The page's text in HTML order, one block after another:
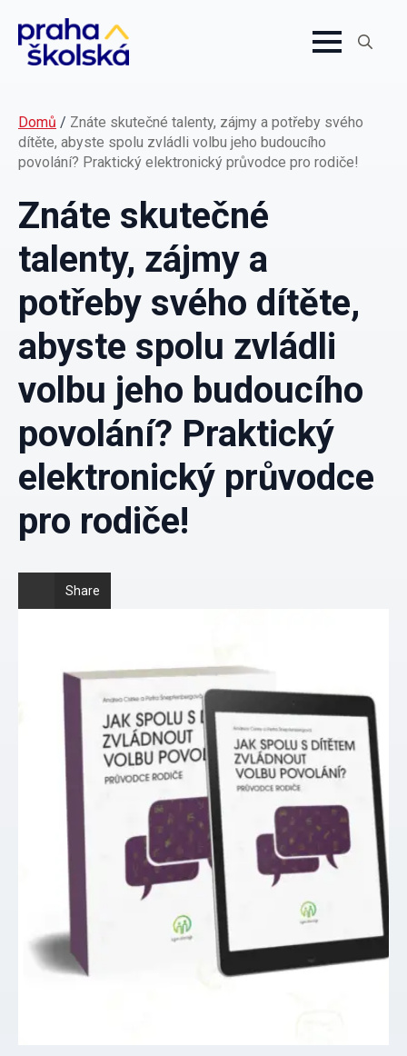
Domů / Znáte skutečné talenty, zájmy a potřeby svého
dítěte, abyste spolu zvládli volbu jeho budoucího
povolání? Praktický elektronický průvodce pro rodiče!
Znáte skutečné
talenty, zájmy a
potřeby svého dítěte,
abyste spolu zvládli
volbu jeho budoucího
povolání? Praktický
elektronický průvodce
pro rodiče!
Share